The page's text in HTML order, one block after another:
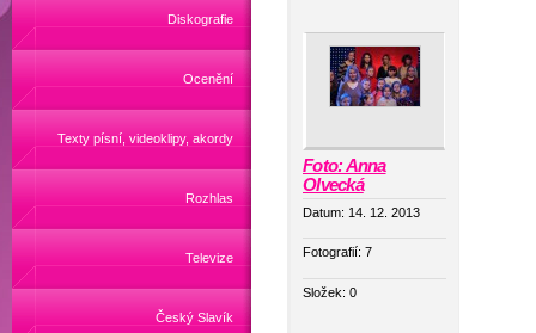
Diskografie
Ocenění
Texty písní, videoklipy, akordy
Rozhlas
Televize
Český Slavík
Foto: Anna
Olvecká
Datum: 14. 12. 2013
Fotografií: 7
Složek: 0